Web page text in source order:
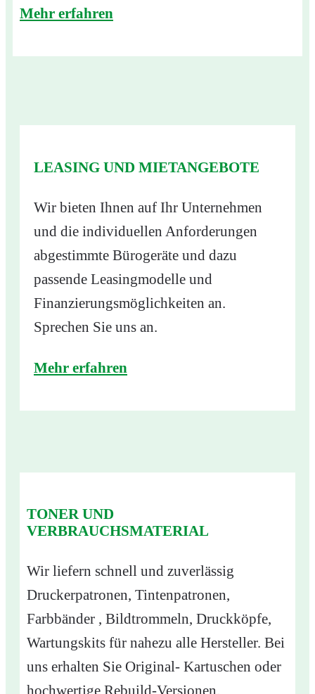
Mehr erfahren
LEASING UND MIETANGEBOTE
Wir bieten Ihnen auf Ihr Unternehmen
und die individuellen Anforderungen
abgestimmte Bürogeräte und dazu
passende Leasingmodelle und
Finanzierungsmöglichkeiten an.
Sprechen Sie uns an.
Mehr erfahren
TONER UND
VERBRAUCHSMATERIAL
Wir liefern schnell und zuverlässig
Druckerpatronen, Tintenpatronen,
Farbbänder , Bildtrommeln, Druckköpfe,
Wartungskits für nahezu alle Hersteller. Bei
uns erhalten Sie Original- Kartuschen oder